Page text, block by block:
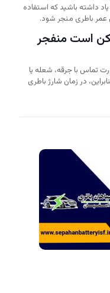
داشته باشید که استفاده
عمر باطری منجر شود.
است منفجر
تماس با جرقه، شعله یا
در زمان شارژ باطری